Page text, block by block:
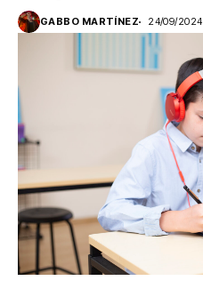
GABBO MARTÍNEZ 24/09/2024